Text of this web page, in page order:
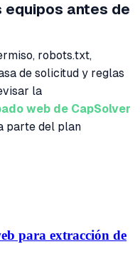
equipos antes de
robots.txt,
de solicitud y reglas
la
web de CapSolver
parte del plan
para extracción de